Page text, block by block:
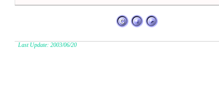
Last Update: 2003/06/20